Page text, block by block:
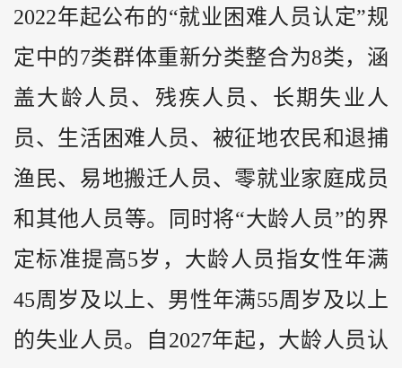
2022年起公布的“就业困难人员认定”规
定中的7类群体重新分类整合为8类，涵
盖大龄人员、残疾人员、长期失业人
员、生活困难人员、被征地农民和退捕
渔民、易地搬迁人员、零就业家庭成员
和其他人员等。同时将“大龄人员”的界
定标准提高5岁，大龄人员指女性年满
45周岁及以上、男性年满55周岁及以上
的失业人员。自2027年起，大龄人员认